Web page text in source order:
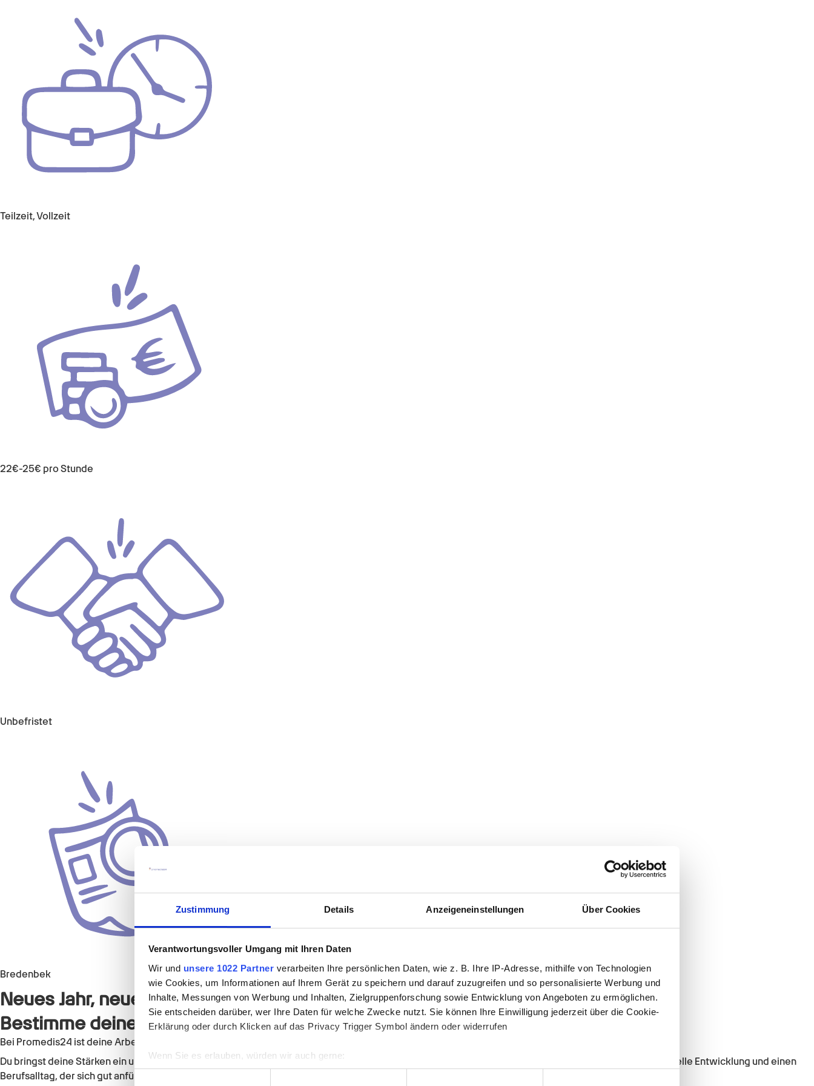
Zustimmung Details Anzeigeneinstellungen Über Cookies
Verantwortungsvoller Umgang mit Ihren Daten
Wir und unsere 1022 Partner verarbeiten Ihre persönlichen Daten, wie z. B. Ihre IP-Adresse, mithilfe von Technologien
wie Cookies, um Informationen auf Ihrem Gerät zu speichern und darauf zuzugreifen und so personalisierte Werbung und
Inhalte, Messungen von Werbung und Inhalten, Zielgruppenforschung sowie Entwicklung von Angeboten zu ermöglichen.
Sie entscheiden darüber, wer Ihre Daten für welche Zwecke nutzt. Sie können Ihre Einwilligung jederzeit über die Cookie-
Erklärung oder durch Klicken auf das Privacy Trigger Symbol ändern oder widerrufen
Wenn Sie es erlauben, würden wir auch gerne:
Informationen über Ihre geografische Lage erfassen, welche bis auf einige Meter genau sein können
Teilzeit, Vollzeit
22€-25€ pro Stunde
Unbefristet
Bredenbek
Neues Jahr, neues Berufsglück?
Bestimme deinen Weg in 2026 mit Promedis24.
Bei Promedis24 ist deine Arbeit mehr als nur ein Job: Sie ist Ausdruck deiner Leidenschaft, gibt dir Sinn und motiviert dich jeden Tag aufs Neue.
Du bringst deine Stärken ein und wirst Teil eines Umfelds, das dir Vertrauen schenkt und Zusammenhalt lebt. Gemeinsam schaffen wir Raum für individuelle Entwicklung und einen
Berufsalltag, der sich gut anfühlt.